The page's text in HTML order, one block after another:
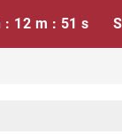
: 12 m : 50 s